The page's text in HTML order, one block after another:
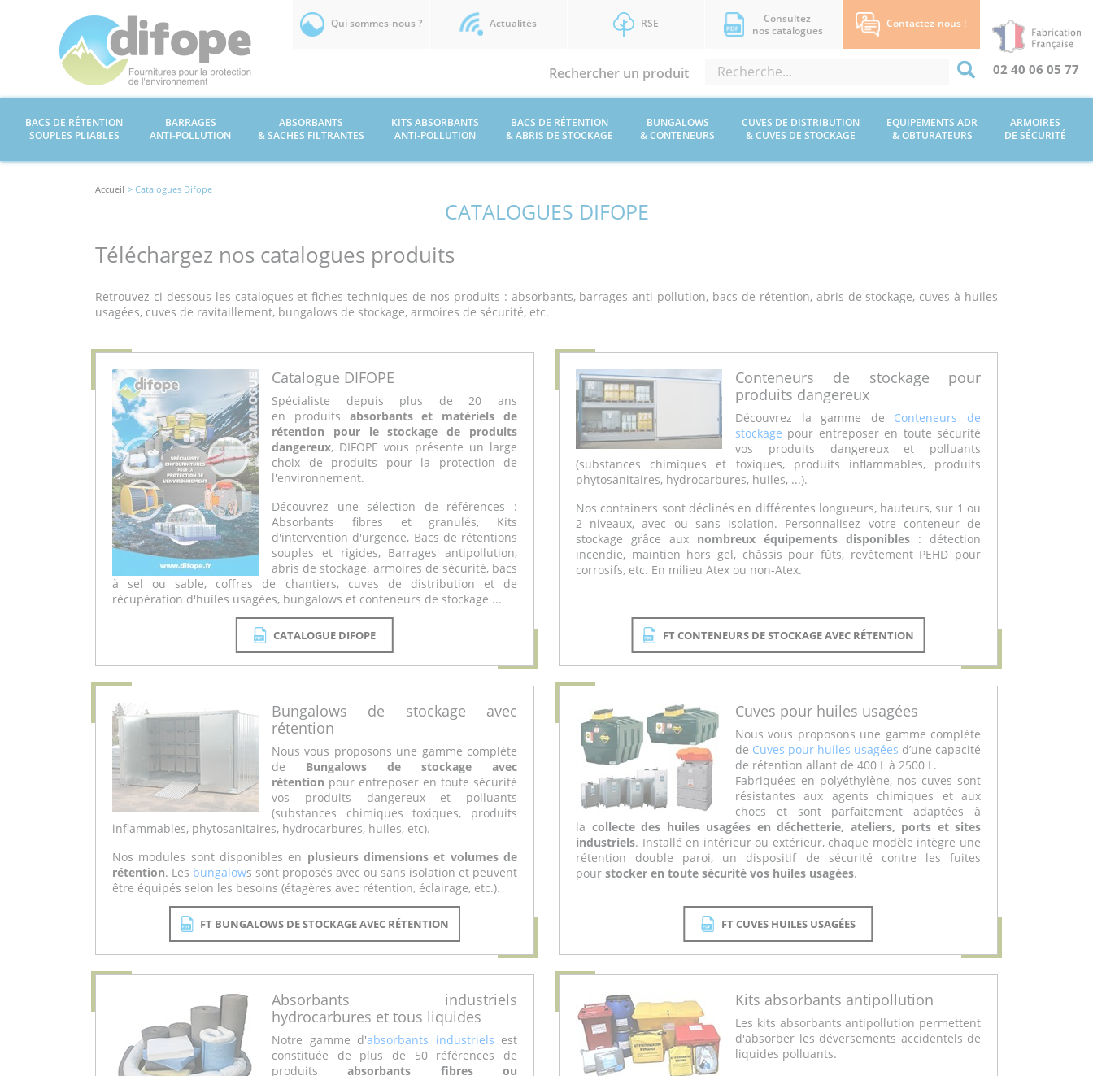
Qui sommes-nous ? Actualités RSE
Consultez
nos catalogues
Contactez-nous !
Rechercher un produit 02 40 06 05 77
BACS DE RÉTENTION
SOUPLES PLIABLES
BARRAGES
ANTI-POLLUTION
ABSORBANTS
& SACHES FILTRANTES
KITS ABSORBANTS
ANTI-POLLUTION
BACS DE RÉTENTION
& ABRIS DE STOCKAGE
BUNGALOWS
& CONTENEURS
CUVES DE DISTRIBUTION
& CUVES DE STOCKAGE
EQUIPEMENTS ADR
& OBTURATEURS
ARMOIRES
DE SÉCURITÉ
Accueil > Catalogues Difope
CATALOGUES DIFOPE
Téléchargez nos catalogues produits
Retrouvez ci-dessous les catalogues et fiches techniques de nos produits : absorbants, barrages anti-pollution, bacs de rétention, abris de stockage, cuves à huiles
usagées, cuves de ravitaillement, bungalows de stockage, armoires de sécurité, etc.
Catalogue DIFOPE
Spécialiste depuis plus de 20 ans
en produits absorbants et matériels de
rétention pour le stockage de produits
dangereux, DIFOPE vous présente un large
choix de produits pour la protection de
l'environnement.
Découvrez une sélection de références :
Absorbants fibres et granulés, Kits
d'intervention d'urgence, Bacs de rétentions
souples et rigides, Barrages antipollution,
abris de stockage, armoires de sécurité, bacs
à sel ou sable, coffres de chantiers, cuves de distribution et de
récupération d'huiles usagées, bungalows et conteneurs de stockage ...
CATALOGUE DIFOPE
Conteneurs de stockage pour
produits dangereux
Découvrez la gamme de Conteneurs de
stockage pour entreposer en toute sécurité
vos produits dangereux et polluants
(substances chimiques et toxiques, produits inflammables, produits
phytosanitaires, hydrocarbures, huiles, ...).
Nos containers sont déclinés en différentes longueurs, hauteurs, sur 1 ou
2 niveaux, avec ou sans isolation. Personnalisez votre conteneur de
stockage grâce aux nombreux équipements disponibles : détection
incendie, maintien hors gel, châssis pour fûts, revêtement PEHD pour
corrosifs, etc. En milieu Atex ou non-Atex.
FT CONTENEURS DE STOCKAGE AVEC RÉTENTION
Bungalows de stockage avec
rétention
Nous vous proposons une gamme complète
de Bungalows de stockage avec
rétention pour entreposer en toute sécurité
vos produits dangereux et polluants
(substances chimiques toxiques, produits
inflammables, phytosanitaires, hydrocarbures, huiles, etc).
Nos modules sont disponibles en plusieurs dimensions et volumes de
rétention. Les bungalows sont proposés avec ou sans isolation et peuvent
être équipés selon les besoins (étagères avec rétention, éclairage, etc.).
FT BUNGALOWS DE STOCKAGE AVEC RÉTENTION
Cuves pour huiles usagées
Nous vous proposons une gamme complète
de Cuves pour huiles usagées d’une capacité
de rétention allant de 400 L à 2500 L.
Fabriquées en polyéthylène, nos cuves sont
résistantes aux agents chimiques et aux
chocs et sont parfaitement adaptées à
la collecte des huiles usagées en déchetterie, ateliers, ports et sites
industriels. Installé en intérieur ou extérieur, chaque modèle intègre une
rétention double paroi, un dispositif de sécurité contre les fuites
pour stocker en toute sécurité vos huiles usagées.
FT CUVES HUILES USAGÉES
Absorbants industriels
hydrocarbures et tous liquides
Notre gamme d'absorbants industriels est
constituée de plus de 50 références de
produitsabsorbants fibres ou
Kits absorbants antipollution
Les kits absorbants antipollution permettent
d'absorber les déversements accidentels de
liquides polluants.